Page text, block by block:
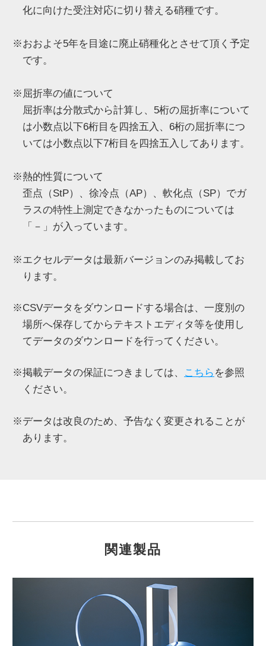
化に向けた受注対応に切り替える硝種です。
※おおよそ5年を目途に廃止硝種化とさせて頂く予定
です。
※屈折率の値について
屈折率は分散式から計算し、5桁の屈折率について
は小数点以下6桁目を四捨五入、6桁の屈折率につ
いては小数点以下7桁目を四捨五入してあります。
※熱的性質について
歪点（StP）、徐冷点（AP）、軟化点（SP）でガ
ラスの特性上測定できなかったものについては
「－」が入っています。
※エクセルデータは最新バージョンのみ掲載してお
ります。
※CSVデータをダウンロードする場合は、一度別の
場所へ保存してからテキストエディタ等を使用し
てデータのダウンロードを行ってください。
※掲載データの保証につきましては、 こちら を参照
ください。
※データは改良のため、予告なく変更されることが
あります。
関連製品